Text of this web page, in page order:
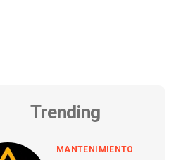
Trending
MANTENIMIENTO